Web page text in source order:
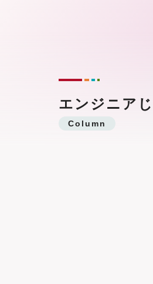
エンジニア
Column